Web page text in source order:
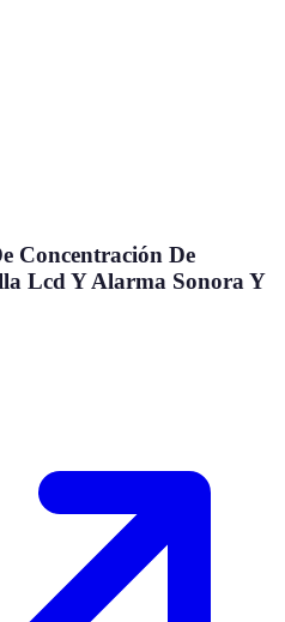
Concentración De
Lcd Y Alarma Sonora Y